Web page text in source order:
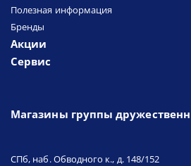
Полезная информация
Бренды
Акции
Сервис
Магазины группы
СПб, наб. Обводного к., д. 148/152